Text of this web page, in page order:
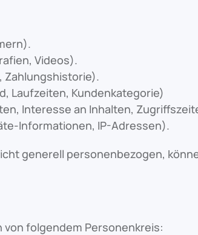
Videos).
Zahlungshistorie).
Laufzeiten, Kundenkategorie)
Interesse an Inhalten,
Informationen, IP-Adressen).
generell personenbezogen,
folgendem Personenkreis: